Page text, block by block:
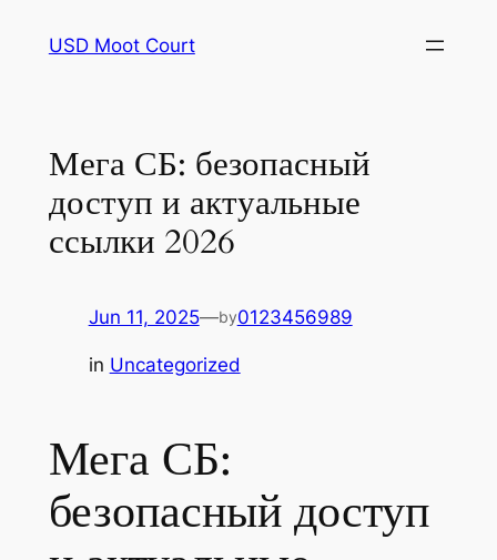
USD Moot Court
Мега СБ: безопасный
доступ и актуальные
ссылки 2026
Jun 11, 2025—by0123456989
in Uncategorized
Мега СБ:
безопасный доступ